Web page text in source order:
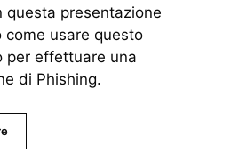
questa presentazione
come usare questo
per effettuare una
di Phishing.